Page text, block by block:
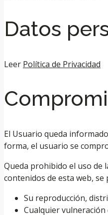
Datos
Leer Política de Privacidad
El Usuario queda
forma, el usuario se
Queda prohibido el uso de
contenidos de esta web, se
Su reproducción,
Cualquier